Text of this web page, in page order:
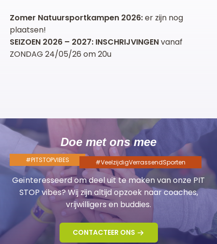
Zomer Natuursportkampen 2026:er zijn nog
plaatsen!
SEIZOEN 2026 – 2027: INSCHRIJVINGENvanaf
ZONDAG 24/05/26 om 20u
Doe met ons mee
#PITSTOPVIBES #VeelzijdigVerrassendSporten
Geïnteresseerd om deel uit te maken van onze PIT
STOP vibes? Wij zijn altijd opzoek naar coaches,
vrijwilligers en buddies.
CONTACTEER ONS